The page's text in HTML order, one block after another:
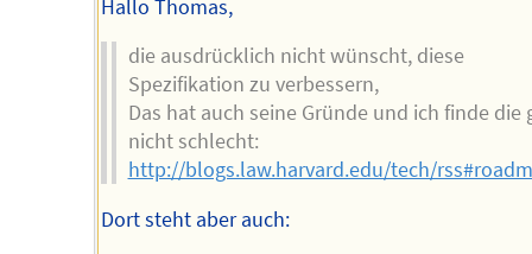
Hallo Thomas,
die ausdrücklich nicht wünscht, diese
Spezifikation zu verbessern,
Das hat auch seine Gründe und ich finde die
nicht schlecht:
http://blogs.law.harvard.edu/tech/
Dort steht aber auch: